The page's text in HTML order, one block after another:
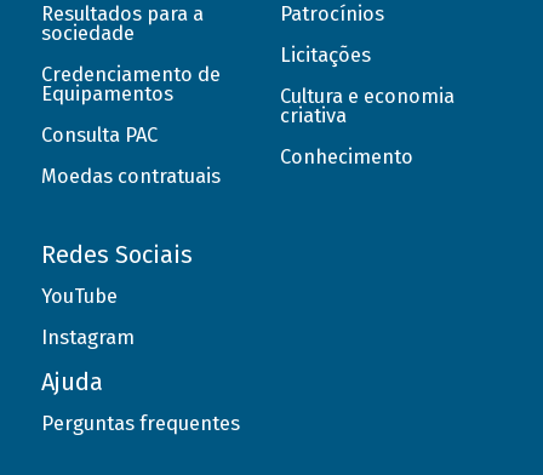
Resultados para a
sociedade
Credenciamento de
Equipamentos
Consulta PAC
Moedas contratuais
Patrocínios
Licitações
Cultura e economia
criativa
Conhecimento
Redes Sociais
YouTube
Instagram
Ajuda
Perguntas frequentes